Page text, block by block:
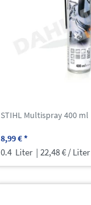
STIHL Multispray 400 ml
8,99 € *
0.4 Liter | 22,48 € / Liter